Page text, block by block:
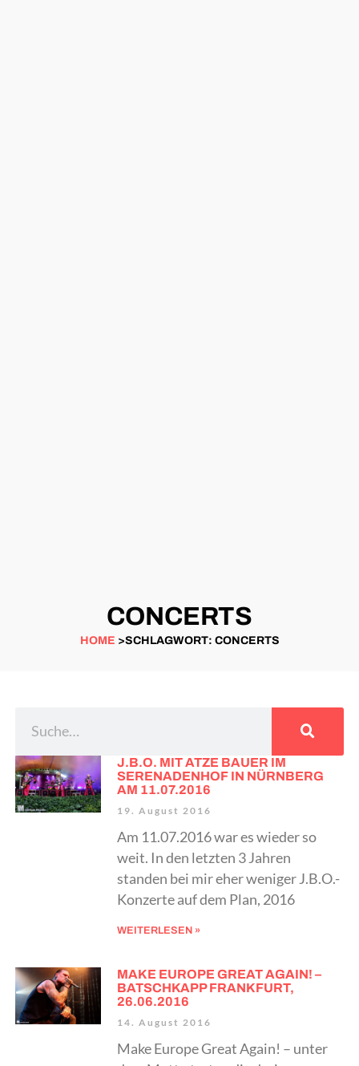
CONCERTS
HOME >SCHLAGWORT: CONCERTS
J.B.O. MIT ATZE BAUER IM
SERENADENHOF IN NÜRNBERG
AM 11.07.2016
19. August 2016
Am 11.07.2016 war es wieder so
weit. In den letzten 3 Jahren
standen bei mir eher weniger J.B.O.-
Konzerte auf dem Plan, 2016
WEITERLESEN »
MAKE EUROPE GREAT AGAIN! –
BATSCHKAPP FRANKFURT,
26.06.2016
14. August 2016
Make Europe Great Again! – unter